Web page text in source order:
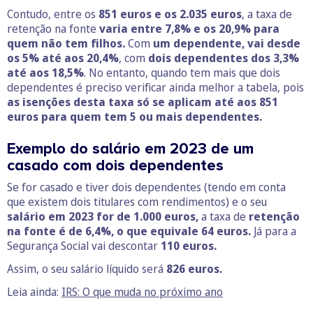
Contudo, entre os 851 euros e os 2.035 euros, a taxa de
retenção na fonte varia entre 7,8% e os 20,9% para
quem não tem filhos.Com um dependente, vai desde
os 5% até aos 20,4%, com dois dependentes dos 3,3%
até aos 18,5%. No entanto, quando tem mais que dois
dependentes é preciso verificar ainda melhor a tabela, pois
as isenções desta taxa só se aplicam até aos 851
euros para quem tem 5 ou mais dependentes.
Exemplo do salário em 2023 de um
casado com dois dependentes
Se for casado e tiver dois dependentes (tendo em conta
que existem dois titulares com rendimentos) e o seu
salário em 2023 for de 1.000 euros,a taxa de retenção
na fonte é de 6,4%, o que equivale 64 euros. Já para a
Segurança Social vai descontar 110 euros.
Assim, o seu salário líquido será 826 euros.
Leia ainda: IRS: O que muda no próximo ano